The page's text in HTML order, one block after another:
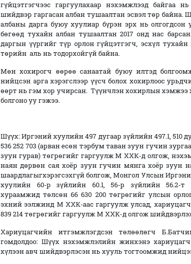
гүйцэтгэгчээс гаргуулахаар нэхэмжлээд
шийдвэр гаргасан албан тушаалтан эсвэл төр
албаны дарга буюу хуулиар бүрэн эрх нь олгогдсон
бөгөөд тухайн албан тушаалтан 2017 онд нас
даргын үүргийг түр орлон гүйцэтгэгч, эсхүл
төрийн аль нь тодорхойгүй байна.
Мөн хохирогч өөрөө санаатай буюу илтэд
нийцсэн арга хэрэгслээр үүсч болох хохирлоос
өөрт нь гэм хор учирсан. Түүнчлэн хохирлын хэмжээ
болгоно уу гэжээ.
Шүүх: Иргэний хуулийн 497 дугаар зүйлийн 497.1, 510
536 252 703 (арван есөн тэрбум таван зуун гучин
зуун гурав) төгрөгийг гаргуулж М ХХК-д олгож,
наян дөрвөн сая хоёр зуун гучин мянга хоёр зуун
шаардлагыгхэрэгсэхгүй болгож, Монгол Улсын
хуулийн 60-р зүйлийн 60.1, 56-р зүйлийн 56.2-т
хураамжид төлсөн 66 630 200 төгрөгийг улсын
эхний ээлжинд М ХХК-аас гаргуулж улсад,
839 214 төгрөгийг гаргуулж М ХХК-д олгож
Хариуцагчийн итгэмжлэгдсэн төлөөлөгч
гомдолдоо: Шүүх нэхэмжлэлийн жинхэнэ
хүлээн авч шийдвэрлэсэн нь хууль тогтоомжид